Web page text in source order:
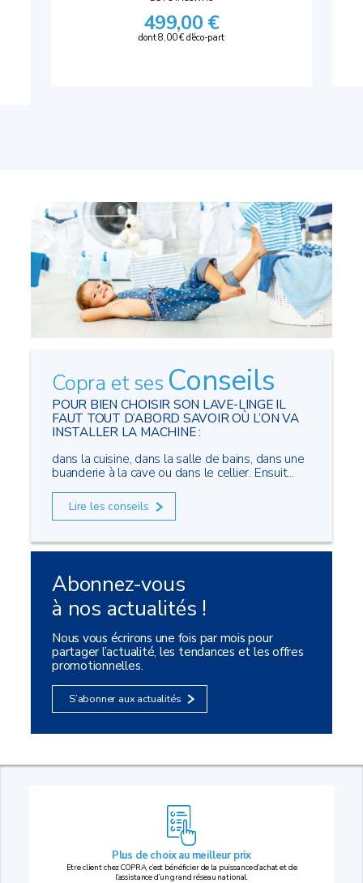
499,00 €
dont 8,00 € d'éco-part
Copra et ses Conseils
POUR BIEN CHOISIR SON LAVE-LINGE IL
FAUT TOUT D’ABORD SAVOIR OÙ L’ON VA
INSTALLER LA MACHINE :
dans la cuisine, dans la salle de bains, dans une
buanderie à la cave ou dans le cellier. Ensuit...
Lire les conseils
Abonnez-vous
à nos actualités !
Nous vous écrirons une fois par mois pour
partager l’actualité, les tendances et les offres
promotionnelles.
S’abonner aux actualités
Plus de choix au meilleur prix
Etre client chez COPRA, c’est bénéficier de la puissance d’achat et de
l’assistance d’un grand réseau national.